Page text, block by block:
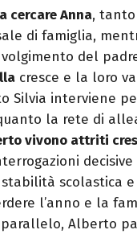
cercare Anna, tanto
di famiglia,
del
cresce e la loro
Silvia interviene
la rete di
vivono attriti
decisive
scolastica
l’anno e la
Alberto